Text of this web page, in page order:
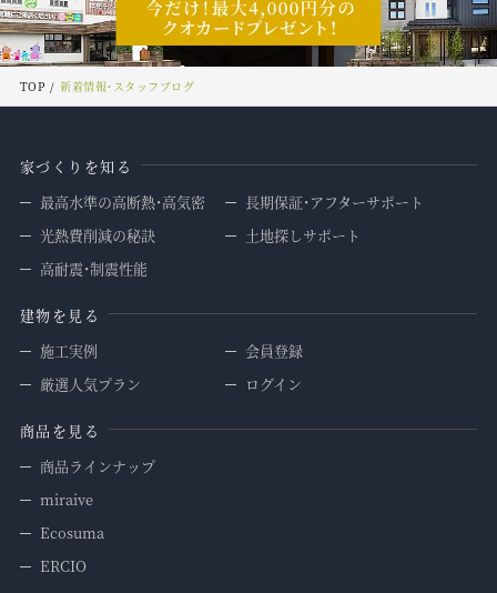
TOP 新着情報・スタッフブログ
家づくりを知る
最高水準の高断熱・高気密
光熱費削減の秘訣
高耐震・制震性能
長期保証・アフターサポート
土地探しサポート
建物を見る
施工実例
厳選人気プラン
会員登録
ログイン
商品を見る
商品ラインナップ
miraive
Ecosuma
ERCIO